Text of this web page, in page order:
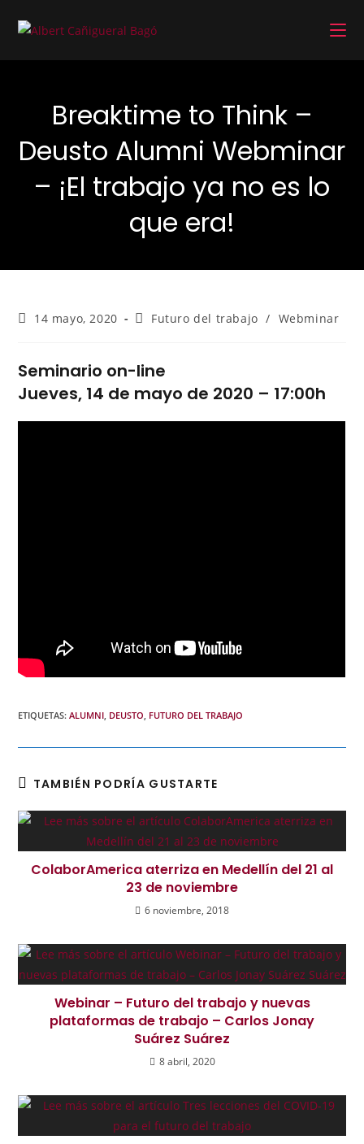
Breaktime to Think –
Deusto Alumni Webminar
– ¡El trabajo ya no es lo
que era!
14 mayo, 2020 Futuro del trabajo / Webminar
Seminario on-line
Jueves, 14 de mayo de 2020 – 17:00h
ETIQUETAS:ALUMNI, DEUSTO, FUTURO DEL TRABAJO
TAMBIÉN PODRÍA GUSTARTE
ColaborAmerica aterriza en Medellín del 21 al
23 de noviembre
6 noviembre, 2018
Webinar – Futuro del trabajo y nuevas
plataformas de trabajo – Carlos Jonay
Suárez Suárez
8 abril, 2020